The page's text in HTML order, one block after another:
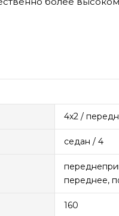
4x2 /
седан / 4
переднее,
160